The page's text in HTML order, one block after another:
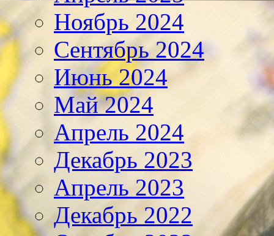
Ноябрь 2024
Сентябрь 2024
Июнь 2024
Май 2024
Апрель 2024
Декабрь 2023
Апрель 2023
Декабрь 2022